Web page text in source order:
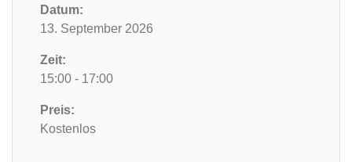
Datum:
13. September 2026
Zeit:
15:00 - 17:00
Preis:
Kostenlos